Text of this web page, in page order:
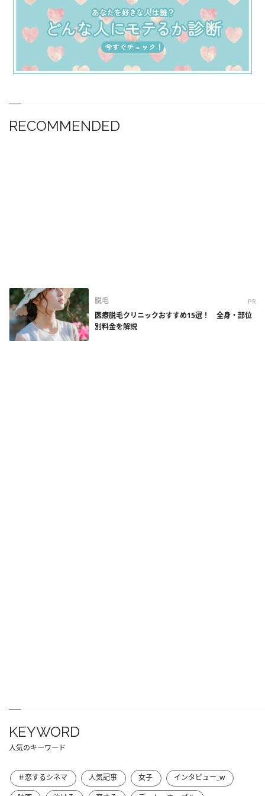
RECOMMENDED
脱毛 PR
医療脱毛クリニックおすすめ15選！ 全身・部位
別料金を解説
KEYWORD
人気のキーワード
＃恋するシネマ 人気記事 女子
インタビュー_w